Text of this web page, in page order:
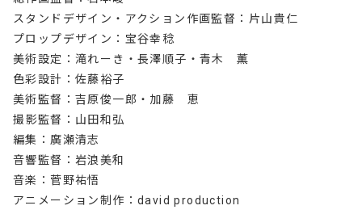
スタンドデザイン・アクション作画監督：片山貴仁
プロップデザイン：宝谷幸稔
美術設定：滝れーき・長澤順子・青木 薫
色彩設計：佐藤裕子
美術監督：吉原俊一郎・加藤 恵
撮影監督：山田和弘
編集：廣瀬清志
音響監督：岩浪美和
音楽：菅野祐悟
アニメーション制作：david production